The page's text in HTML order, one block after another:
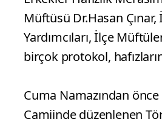
Müftüsü Dr.Hasan
Yardımcıları, İlçe
birçok protokol,
Cuma Namazından önce
Camiinde düzenlenen